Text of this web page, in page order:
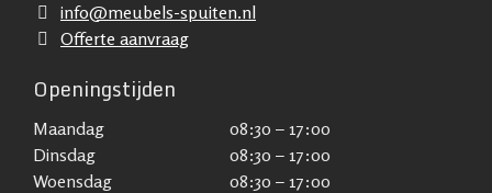
info@meubels-spuiten.nl
Offerte aanvraag
Openingstijden
Maandag
08:30 – 17:00
Dinsdag
08:30 – 17:00
Woensdag
08:30 – 17:00